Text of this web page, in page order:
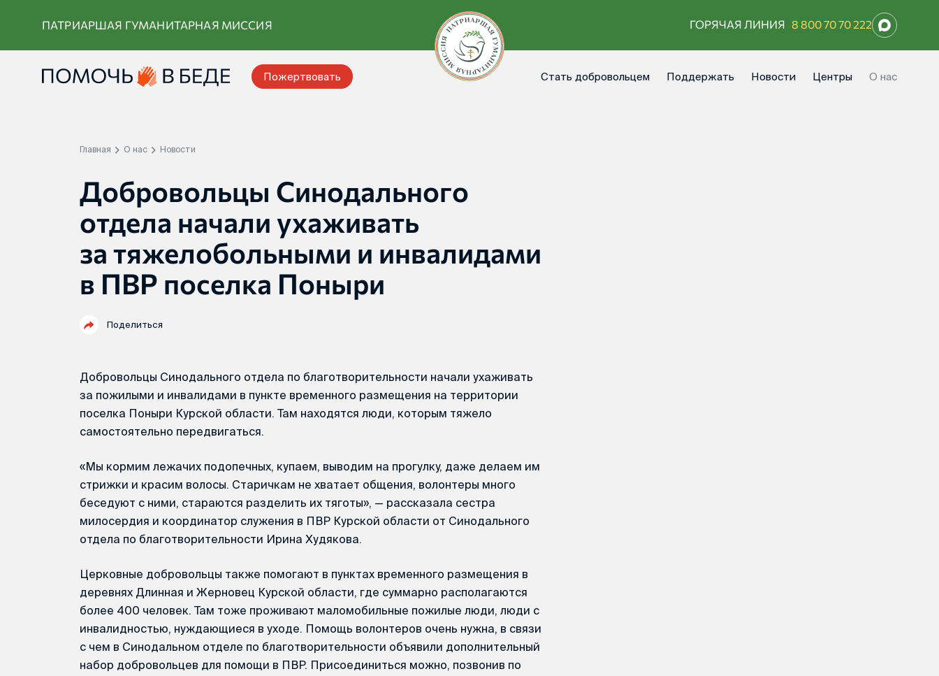
ПАТРИАРШАЯ ГУМАНИТАРНАЯ МИССИЯ ГОРЯЧАЯ ЛИНИЯ 8 800 70 70 222
Пожертвовать Стать добровольцем Поддержать Новости Центры О нас
Главная О нас Новости
Добровольцы Синодального
отдела начали ухаживать
за тяжелобольными и инвалидами
в ПВР поселка Поныри
Поделиться
Добровольцы Синодального отдела по благотворительности начали ухаживать
за пожилыми и инвалидами в пункте временного размещения на территории
поселка Поныри Курской области. Там находятся люди, которым тяжело
самостоятельно передвигаться.
«Мы кормим лежачих подопечных, купаем, выводим на прогулку, даже делаем им
стрижки и красим волосы. Старичкам не хватает общения, волонтеры много
беседуют с ними, стараются разделить их тяготы», — рассказала сестра
милосердия и координатор служения в ПВР Курской области от Синодального
отдела по благотворительности Ирина Худякова.
Церковные добровольцы также помогают в пунктах временного размещения в
деревнях Длинная и Жерновец Курской области, где суммарно располагаются
более 400 человек. Там тоже проживают маломобильные пожилые люди, люди с
инвалидностью, нуждающиеся в уходе. Помощь волонтеров очень нужна, в связи
с чем в Синодальном отделе по благотворительности объявили дополнительный
набор добровольцев для помощи в ПВР. Присоединиться можно, позвонив по